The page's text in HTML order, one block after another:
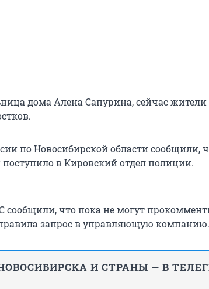
дома Алена Сапурина, сейчас жители
по Новосибирской области сообщили,
в Кировский отдел полиции.
сообщили, что пока не могут
запрос в управляющую компанию.
И СТРАНЫ — В